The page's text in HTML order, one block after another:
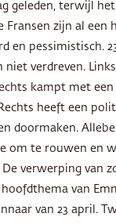
geleden, terwijl
Fransen zijn al een
en pessimistisch.
niet verdreven.
kampt met een
heeft een
doormaken.
om te rouwen en
verwerping van
van
van 23 april.